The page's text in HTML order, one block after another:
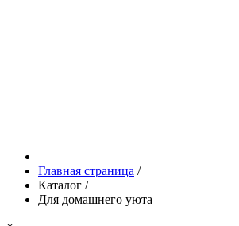
Главная страница /
Каталог /
Для домашнего уюта